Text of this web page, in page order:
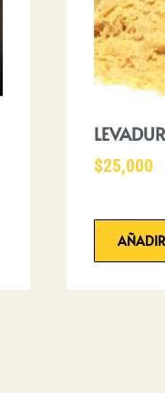
$25,000